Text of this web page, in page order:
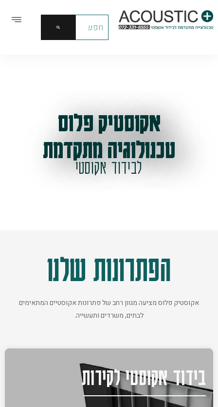
אקוסטיק פלוס
טכנולוגיה מתקדמת
לבידוד אקוסטי
הפתרונות שלנו
אקוסטיק פלוס מציעה מגוון רחב של פתרונות אקוסטיים המתאימים
לבתים, משרדים ותעשייה.
בידוד אקוסטי לקירות